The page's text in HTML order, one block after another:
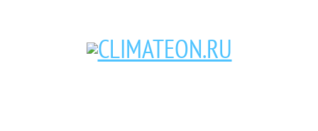
Кондиционеры и сплит-системы, газовые котлы, тепловые завесы, водяные